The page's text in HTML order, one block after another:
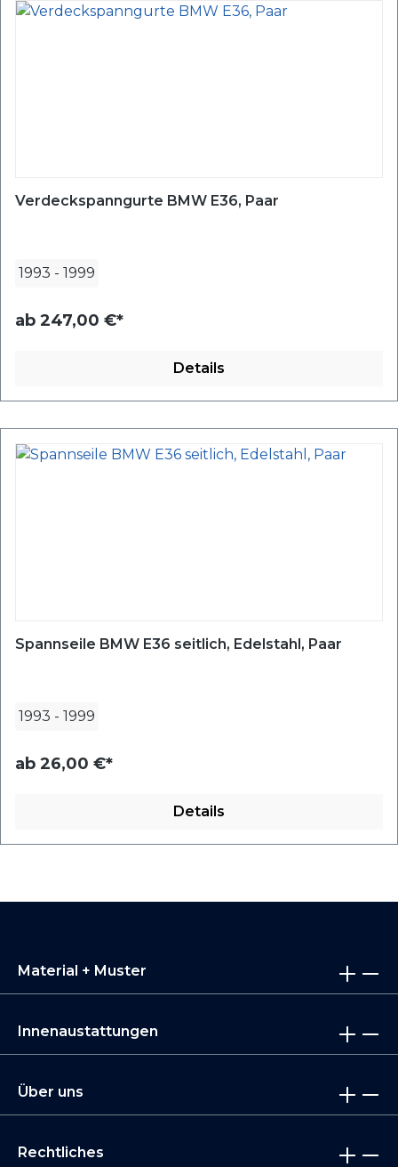
Verdeckspanngurte BMW E36, Paar
1993 - 1999
ab 247,00 €*
Details
Spannseile BMW E36 seitlich, Edelstahl, Paar
1993 - 1999
ab 26,00 €*
Details
Material + Muster
Innenaustattungen
Über uns
Rechtliches